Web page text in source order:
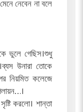
নেবেন না বলে
ভুলে গেছিস।শুধু
উনারা তোকে
নিয়মিত কলেজে
করলো। শান্তা